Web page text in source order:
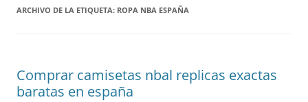
ARCHIVO DE LA ETIQUETA: ROPA NBA ESPAÑA
Comprar camisetas nbal replicas exactas
baratas en españa